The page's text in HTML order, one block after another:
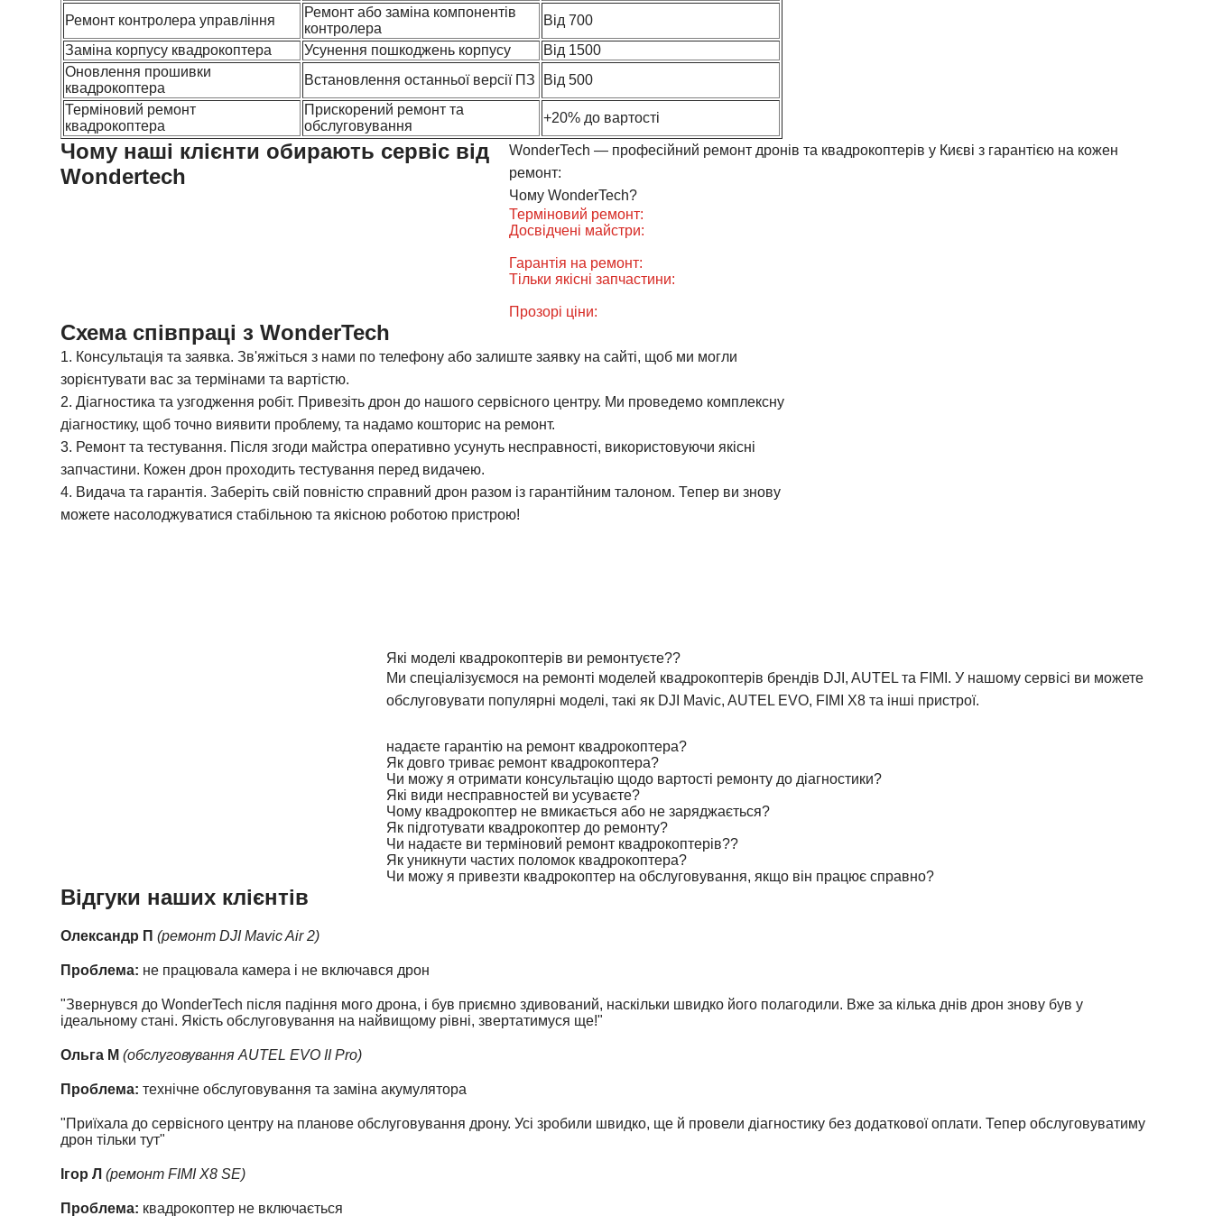
Ремонт контролера управління
Ремонт або заміна компонентів
контролера
Від 700
Заміна корпусу квадрокоптера
Усунення пошкоджень корпусу
Від 1500
Оновлення прошивки
квадрокоптера
Встановлення останньої версії ПЗ
Від 500
Терміновий ремонт
квадрокоптера
Прискорений ремонт та
обслуговування
+20% до вартості
Чому наші клієнти обирають сервіс від
Wondertech
WonderTech — професійний ремонт дронів та квадрокоптерів у Києві з гарантією на кожен
ремонт:
Чому WonderTech?
Терміновий ремонт:
Досвідчені майстри:
Гарантія на ремонт:
Тільки якісні запчастини:
Прозорі ціни:
Схема співпраці з WonderTech
1. Консультація та заявка. Зв'яжіться з нами по телефону або залиште заявку на сайті, щоб ми могли
зорієнтувати вас за термінами та вартістю.
2. Діагностика та узгодження робіт. Привезіть дрон до нашого сервісного центру. Ми проведемо комплексну
діагностику, щоб точно виявити проблему, та надамо кошторис на ремонт.
3. Ремонт та тестування. Після згоди майстра оперативно усунуть несправності, використовуючи якісні
запчастини. Кожен дрон проходить тестування перед видачею.
4. Видача та гарантія. Заберіть свій повністю справний дрон разом із гарантійним талоном. Тепер ви знову
можете насолоджуватися стабільною та якісною роботою пристрою!
Які моделі квадрокоптерів ви ремонтуєте??
Ми спеціалізуємося на ремонті моделей квадрокоптерів брендів DJI, AUTEL та FIMI. У нашому сервісі ви можете
обслуговувати популярні моделі, такі як DJI Mavic, AUTEL EVO, FIMI X8 та інші пристрої.
надаєте гарантію на ремонт квадрокоптера?
Як довго триває ремонт квадрокоптера?
Чи можу я отримати консультацію щодо вартості ремонту до діагностики?
Які види несправностей ви усуваєте?
Чому квадрокоптер не вмикається або не заряджається?
Як підготувати квадрокоптер до ремонту?
Чи надаєте ви терміновий ремонт квадрокоптерів??
Як уникнути частих поломок квадрокоптера?
Чи можу я привезти квадрокоптер на обслуговування, якщо він працює справно?
Відгуки наших клієнтів
Олександр П (ремонт DJI Mavic Air 2)
Проблема: не працювала камера і не включався дрон
"Звернувся до WonderTech після падіння мого дрона, і був приємно здивований, наскільки швидко його полагодили. Вже за кілька днів дрон знову був у
ідеальному стані. Якість обслуговування на найвищому рівні, звертатимуся ще!"
Ольга М (обслуговування AUTEL EVO II Pro)
Проблема: технічне обслуговування та заміна акумулятора
"Приїхала до сервісного центру на планове обслуговування дрону. Усі зробили швидко, ще й провели діагностику без додаткової оплати. Тепер обслуговуватиму
дрон тільки тут"
Ігор Л (ремонт FIMI X8 SE)
Проблема: квадрокоптер не включається